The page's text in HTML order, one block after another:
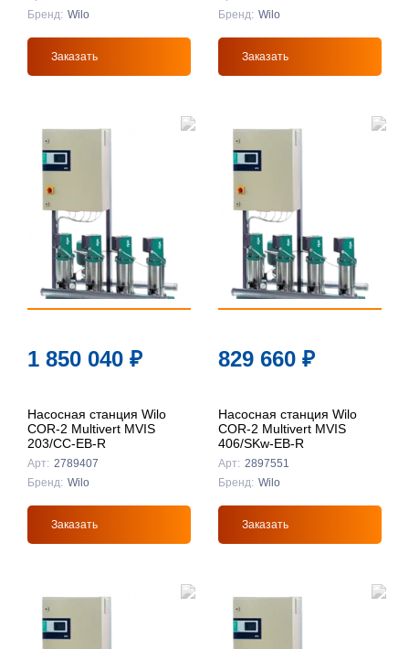
Бренд: Wilo
Заказать
Бренд: Wilo
Заказать
1 850 040 ₽
Насосная станция Wilo
COR-2 Multivert MVIS
203/CC-EB-R
Арт: 2789407
Бренд: Wilo
Заказать
829 660 ₽
Насосная станция Wilo
COR-2 Multivert MVIS
406/SKw-EB-R
Арт: 2897551
Бренд: Wilo
Заказать